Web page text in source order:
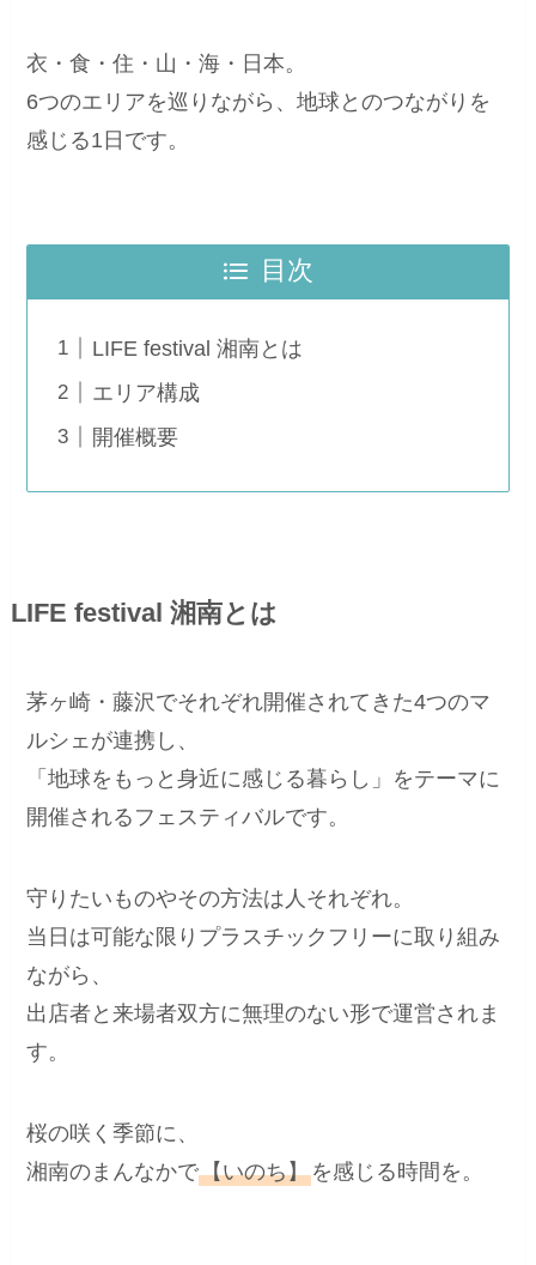
衣・食・住・山・海・日本。
6つのエリアを巡りながら、地球とのつながりを
感じる1日です。
目次
LIFE festival 湘南とは
エリア構成
開催概要
LIFE festival 湘南とは
茅ヶ崎・藤沢でそれぞれ開催されてきた4つのマ
ルシェが連携し、
「地球をもっと身近に感じる暮らし」をテーマに
開催されるフェスティバルです。
守りたいものやその方法は人それぞれ。
当日は可能な限りプラスチックフリーに取り組み
ながら、
出店者と来場者双方に無理のない形で運営されま
す。
桜の咲く季節に、
湘南のまんなかで【いのち】を感じる時間を。